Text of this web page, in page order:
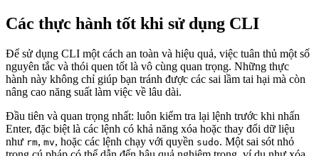
Các thực hành tốt khi sử dụng CLI
Để sử dụng CLI một cách an toàn và hiệu quả, việc tuân thủ một số
nguyên tắc và thói quen tốt là vô cùng quan trọng. Những thực
hành này không chỉ giúp bạn tránh được các sai lầm tai hại mà còn
nâng cao năng suất làm việc về lâu dài.
Đầu tiên và quan trọng nhất: luôn kiểm tra lại lệnh trước khi nhấn
Enter, đặc biệt là các lệnh có khả năng xóa hoặc thay đổi dữ liệu
như rm, mv, hoặc các lệnh chạy với quyền sudo. Một sai sót nhỏ